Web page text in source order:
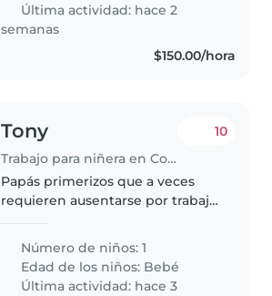
Última actividad: hace 2
semanas
$150.00/hora
Tony
Trabajo para niñera en Coyoacán
10
Papás primerizos que a veces
requieren ausentarse por trabajo
Número de niños: 1
Edad de los niños: Bebé
Última actividad: hace 3